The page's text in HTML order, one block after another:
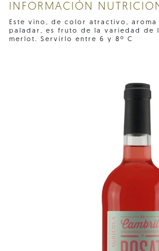
INFORMACIÓN
Este vino, de color atractivo,
paladar, es fruto de la variedad de
merlot. Servirlo entre 6 y 8º C